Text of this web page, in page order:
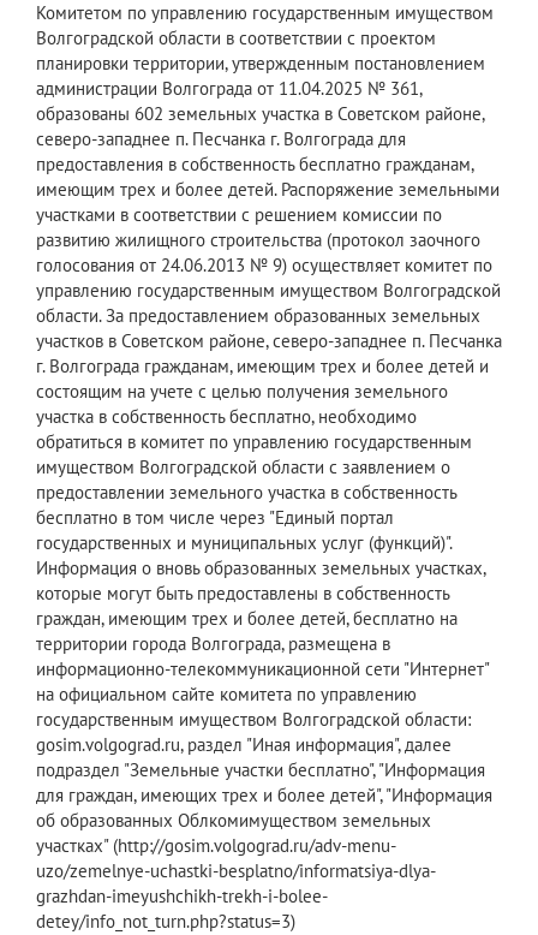
Комитетом по управлению государственным имуществом
Волгоградской области в соответствии с проектом
планировки территории, утвержденным постановлением
администрации Волгограда от 11.04.2025 № 361,
образованы 602 земельных участка в Советском районе,
северо-западнее п. Песчанка г. Волгограда для
предоставления в собственность бесплатно гражданам,
имеющим трех и более детей. Распоряжение земельными
участками в соответствии с решением комиссии по
развитию жилищного строительства (протокол заочного
голосования от 24.06.2013 № 9) осуществляет комитет по
управлению государственным имуществом Волгоградской
области. За предоставлением образованных земельных
участков в Советском районе, северо-западнее п. Песчанка
г. Волгограда гражданам, имеющим трех и более детей и
состоящим на учете с целью получения земельного
участка в собственность бесплатно, необходимо
обратиться в комитет по управлению государственным
имуществом Волгоградской области с заявлением о
предоставлении земельного участка в собственность
бесплатно в том числе через "Единый портал
государственных и муниципальных услуг (функций)".
Информация о вновь образованных земельных участках,
которые могут быть предоставлены в собственность
граждан, имеющим трех и более детей, бесплатно на
территории города Волгограда, размещена в
информационно-телекоммуникационной сети "Интернет"
на официальном сайте комитета по управлению
государственным имуществом Волгоградской области:
gosim.volgograd.ru, раздел "Иная информация", далее
подраздел "Земельные участки бесплатно", "Информация
для граждан, имеющих трех и более детей", "Информация
об образованных Облкомимуществом земельных
участках" (http://gosim.volgograd.ru/adv-menu-
uzo/zemelnye-uchastki-besplatno/informatsiya-dlya-
grazhdan-imeyushchikh-trekh-i-bolee-
detey/info_not_turn.php?status=3)